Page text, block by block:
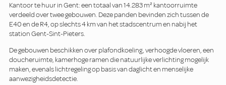
Kantoor te huur in Gent: een totaal van 14.283 m² kantoorruimte
verdeeld over twee gebouwen. Deze panden bevinden zich tussen de
E40 en de R4, op slechts 4 km van het stadscentrum en nabij het
station Gent-Sint-Pieters.
De gebouwen beschikken over plafondkoeling, verhoogde vloeren, een
doucheruimte, kamerhoge ramen die natuurlijke verlichting mogelijk
maken, evenals lichtregeling op basis van daglicht en menselijke
aanwezigheidsdetectie.